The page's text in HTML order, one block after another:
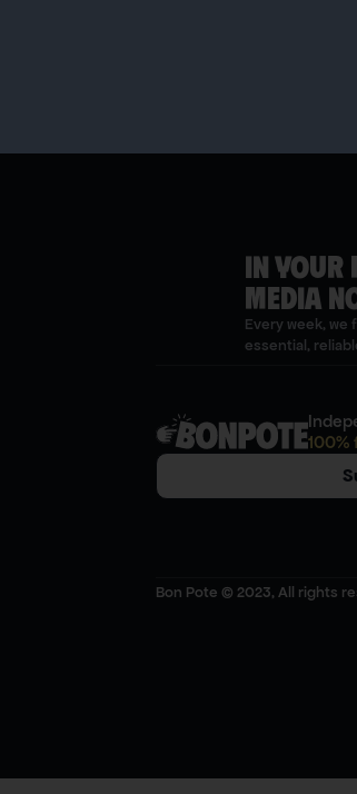
IN YOUR
MEDIA
Every week,
essential,
100%
Bon Pote © 2023, All rights